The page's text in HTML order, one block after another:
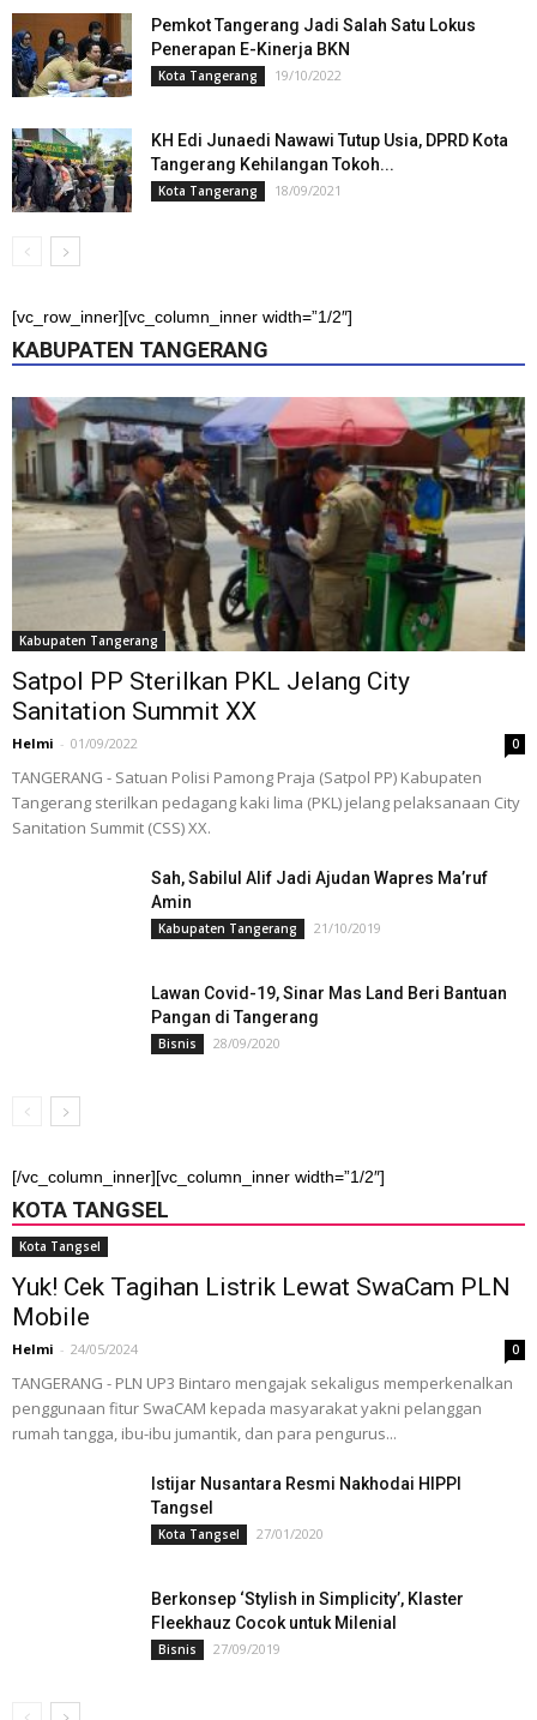
Pemkot Tangerang Jadi Salah Satu Lokus
Penerapan E-Kinerja BKN
Kota Tangerang 19/10/2022
KH Edi Junaedi Nawawi Tutup Usia, DPRD Kota
Tangerang Kehilangan Tokoh...
Kota Tangerang 18/09/2021
[vc_row_inner][vc_column_inner width=”1/2″]
KABUPATEN TANGERANG
Kabupaten Tangerang
Satpol PP Sterilkan PKL Jelang City
Sanitation Summit XX
Helmi - 01/09/2022 0
TANGERANG - Satuan Polisi Pamong Praja (Satpol PP) Kabupaten
Tangerang sterilkan pedagang kaki lima (PKL) jelang pelaksanaan City
Sanitation Summit (CSS) XX.
Sah, Sabilul Alif Jadi Ajudan Wapres Ma’ruf
Amin
Kabupaten Tangerang 21/10/2019
Lawan Covid-19, Sinar Mas Land Beri Bantuan
Pangan di Tangerang
Bisnis 28/09/2020
[/vc_column_inner][vc_column_inner width=”1/2″]
KOTA TANGSEL
Kota Tangsel
Yuk! Cek Tagihan Listrik Lewat SwaCam PLN
Mobile
Helmi - 24/05/2024 0
TANGERANG - PLN UP3 Bintaro mengajak sekaligus memperkenalkan
penggunaan fitur SwaCAM kepada masyarakat yakni pelanggan
rumah tangga, ibu-ibu jumantik, dan para pengurus...
Istijar Nusantara Resmi Nakhodai HIPPI
Tangsel
Kota Tangsel 27/01/2020
Berkonsep ‘Stylish in Simplicity’, Klaster
Fleekhauz Cocok untuk Milenial
Bisnis 27/09/2019